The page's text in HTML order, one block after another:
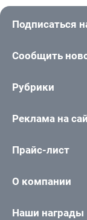
Подписаться
Сообщить
Рубрики
Реклама на
Прайс-лист
О компании
Наши награды